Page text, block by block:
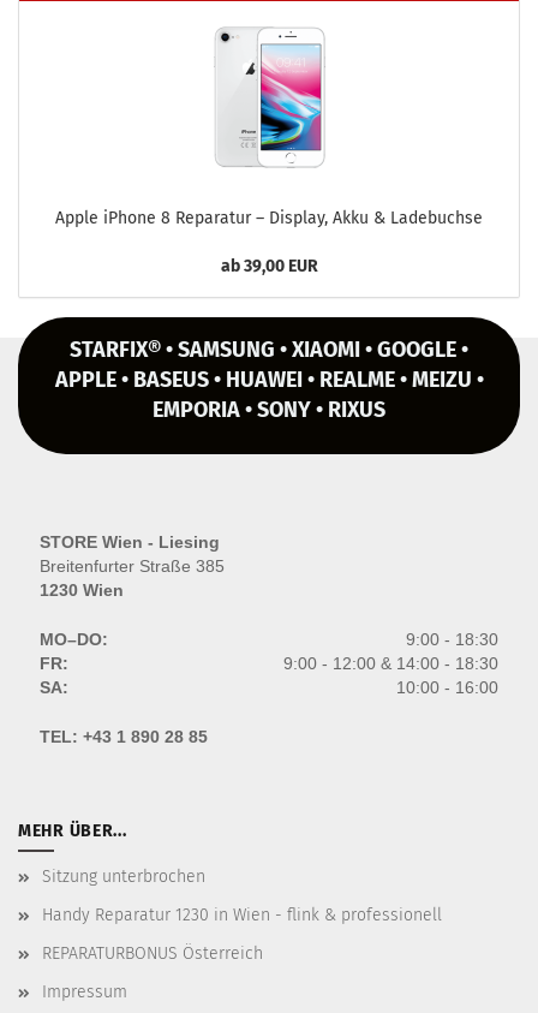
Apple iPho­ne 8 Re­pa­ra­tur – Dis­play, Akku & La­de­buch­se
ab 39,00 EUR
STARFIX® • SAMSUNG • XIAOMI • GOOGLE •
APPLE • BASEUS • HUAWEI • REALME • MEIZU •
EMPORIA • SONY • RIXUS
STORE Wien - Liesing
Breitenfurter Straße 385
1230 Wien
MO–DO:
9:00 - 18:30
FR:
9:00 - 12:00 & 14:00 - 18:30
SA:
10:00 - 16:00
TEL: +43 1 890 28 85
MEHR ÜBER...
Sitzung unterbrochen
Handy Reparatur 1230 in Wien - flink & professionell
REPARATURBONUS Österreich
Impressum